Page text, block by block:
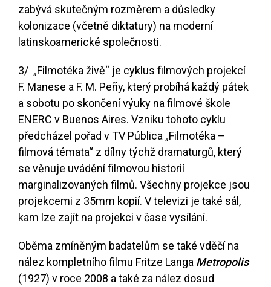
zabývá skutečným rozměrem a důsledky
kolonizace (včetně diktatury) na moderní
latinskoamerické společnosti.
3/ „Filmotéka živě“ je cyklus filmových projekcí
F. Manese a F. M. Peñy, který probíhá každý pátek
a sobotu po skončení výuky na filmové škole
ENERC v Buenos Aires. Vzniku tohoto cyklu
předcházel pořad v TV Pública „Filmotéka –
filmová témata“ z dílny týchž dramaturgů, který
se věnuje uvádění filmovou historií
marginalizovaných filmů. Všechny projekce jsou
projekcemi z 35mm kopií. V televizi je také sál,
kam lze zajít na projekci v čase vysílání.
Oběma zmíněným badatelům se také vděčí na
nález kompletního filmu Fritze Langa Metropolis
(1927) v roce 2008 a také za nález dosud